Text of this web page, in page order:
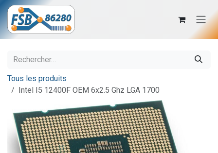
Se rendre au contenu
Tous les produits
Intel I5 12400F OEM 6x2.5 Ghz LGA 1700